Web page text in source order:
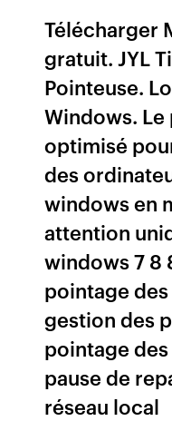
Télécharger
gratuit. JYL
Pointeuse.
Windows.
optimisé
des
windows en
attention
windows 7 8
pointage
gestion des
pointage
pause de
réseau local